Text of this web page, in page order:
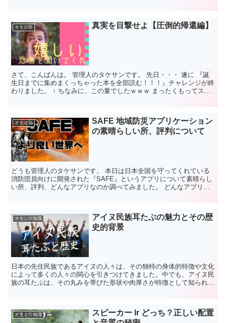
オモロ部 真実を目撃せよ【圧倒的帰還編】
さて、こんばんは。 管理人のタケサンです。 先日・・・ 遂に 『誕
生日までに集めまくっちゃった本を全部読む！！！』チャレンジが終
わりました。 ↑ ちなみに、この量でしたｗｗｗ まったくもってスゴ
オモロ部
SAFE 地域防災アプリケーション
の素晴らしい所、評判について
どうも管理人のタケサンです。 本日は日本全国を守ってくれている
消防団員向けに開発された『SAFE』というアプリについて素晴らし
い所、評判、どんなアプリなのか調べてみました。 どんなアプリ？
オモシロ知識
アイヌ民族耳たぶの魅力とその歴
史的背景
日本の先住民族であるアイヌの人々は、その独特の身体的特徴や文化
によって多くの人々の関心を引きつけてきました。中でも、アイヌ民
族の耳たぶは、その丸みを帯びた形状や肉厚さが特徴として知られ、
オモシロ知識
スピーカー lr どっち？正しい配置